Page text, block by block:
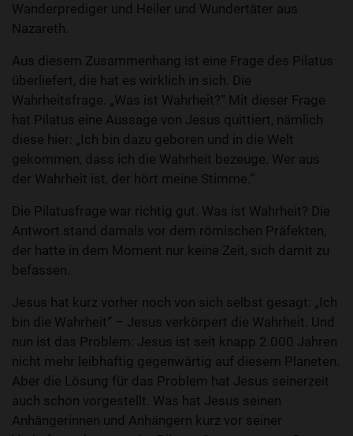
Wanderprediger und Heiler und Wundertäter aus
Nazareth.
Aus diesem Zusammenhang ist eine Frage des Pilatus
überliefert, die hat es wirklich in sich. Die
Wahrheitsfrage. „Was ist Wahrheit?“ Mit dieser Frage
hat Pilatus eine Aussage von Jesus quittiert, nämlich
diese hier: „Ich bin dazu geboren und in die Welt
gekommen, dass ich die Wahrheit bezeuge. Wer aus
der Wahrheit ist, der hört meine Stimme.“
Die Pilatusfrage war richtig gut. Was ist Wahrheit? Die
Antwort stand damals vor dem römischen Präfekten,
der hatte in dem Moment nur keine Zeit, sich damit zu
befassen.
Jesus hat kurz vorher noch von sich selbst gesagt: „Ich
bin die Wahrheit“ – Jesus verkörpert die Wahrheit. Und
nun ist das Problem: Jesus ist seit knapp 2.000 Jahren
nicht mehr leibhaftig gegenwärtig auf diesem Planeten.
Aber die Lösung für das Problem hat Jesus seinerzeit
auch schon vorgestellt. Was hat Jesus seinen
Anhängerinnen und Anhängern kurz vor seiner